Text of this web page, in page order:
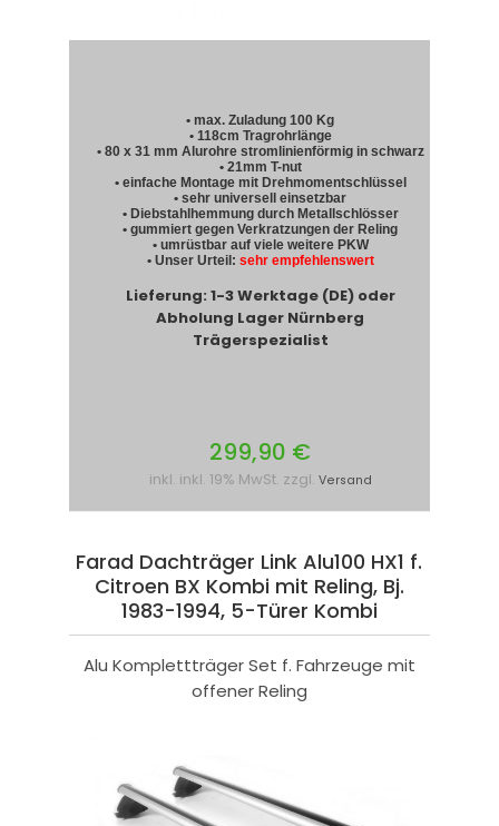
• max. Zuladung 100 Kg
• 118cm Tragrohrlänge
• 80 x 31 mm Alurohre stromlinienförmig in schwarz
• 21mm T-nut
• einfache Montage mit Drehmomentschlüssel
• sehr universell einsetzbar
• Diebstahlhemmung durch Metallschlösser
• gummiert gegen Verkratzungen der Reling
• umrüstbar auf viele weitere PKW
• Unser Urteil: sehr empfehlenswert
Lieferung: 1-3 Werktage (DE) oder
Abholung Lager Nürnberg
Trägerspezialist
299,90 €
inkl. inkl. 19% MwSt. zzgl. Versand
Farad Dachträger Link Alu100 HX1 f.
Citroen BX Kombi mit Reling, Bj.
1983-1994, 5-Türer Kombi
Alu Komplettträger Set f. Fahrzeuge mit
offener Reling